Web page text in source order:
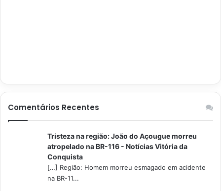
Comentários Recentes
Tristeza na região: João do Açougue morreu
atropelado na BR-116 - Notícias Vitória da
Conquista
[…] Região: Homem morreu esmagado em acidente
na BR-11...